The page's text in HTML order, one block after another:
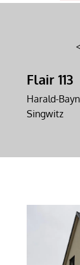
Flair 113
Harald-
Singwitz